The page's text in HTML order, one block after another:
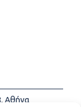
Αθήνα